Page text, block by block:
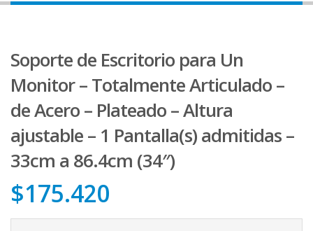
Soporte de Escritorio para Un
Monitor – Totalmente Articulado –
de Acero – Plateado – Altura
ajustable – 1 Pantalla(s) admitidas –
33cm a 86.4cm (34″)
$175.420